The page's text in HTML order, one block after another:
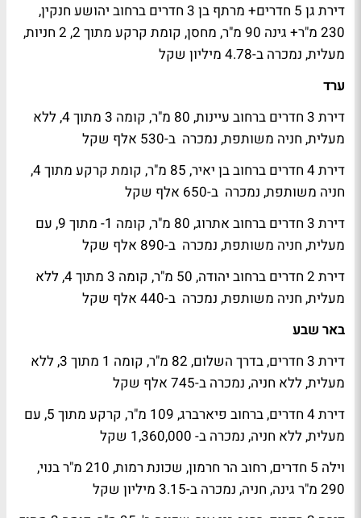
דירת גן 5 חדרים+ מרתף בן 3 חדרים ברחוב יהושע חנקין,
230 מ"ר+ גינה 90 מ"ר, מחסן, קומת קרקע מתוך 2, 2 חניות,
מעלית, נמכרה ב-4.78 מיליון שקל
ערד
דירת 3 חדרים ברחוב עיינות, 80 מ"ר, קומה 3 מתוך 4, ללא
מעלית, חניה משותפת, נמכרה ב-530 אלף שקל
דירת 4 חדרים ברחוב בן יאיר, 85 מ"ר, קומת קרקע מתוך 4,
חניה משותפת, נמכרה ב-650 אלף שקל
דירת 3 חדרים ברחוב אתרוג, 80 מ"ר, קומה 1- מתוך 9, עם
מעלית, חניה משותפת, נמכרה ב-890 אלף שקל
דירת 2 חדרים ברחוב יהודה, 50 מ"ר, קומה 3 מתוך 4, ללא
מעלית, חניה משותפת, נמכרה ב-440 אלף שקל
באר שבע
דירת 3 חדרים, בדרך השלום, 82 מ"ר, קומה 1 מתוך 3, ללא
מעלית, ללא חניה, נמכרה ב-745 אלף שקל
דירת 4 חדרים, ברחוב פיארברג, 109 מ"ר, קרקע מתוך 5, עם
מעלית, ללא חניה, נמכרה ב- 1,360,000 שקל
וילה 5 חדרים, רחוב הר חרמון, שכונת רמות, 210 מ"ר בנוי,
290 מ"ר גינה, חניה, נמכרה ב-3.15 מיליון שקל